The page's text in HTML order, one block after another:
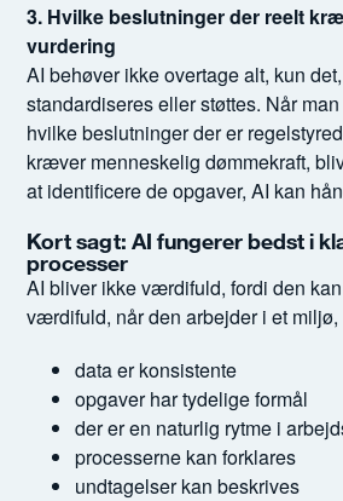
3. Hvilke beslutninger der reelt
vurdering
AI behøver ikke overtage alt, kun
standardiseres eller støttes. Når
hvilke beslutninger der er
kræver menneskelig dømmekraft,
at identificere de opgaver, AI kan
Kort sagt: AI fungerer bedst i
processer
AI bliver ikke værdifuld, fordi den
værdifuld, når den arbejder i et miljø,
data er konsistente
opgaver har tydelige formål
der er en naturlig rytme i
processerne kan forklares
undtagelser kan beskrives